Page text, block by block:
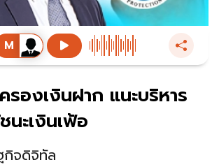
องเงินฝาก แนะบริหาร
นะเงินเฟ้อ
กิจดิจิทัล